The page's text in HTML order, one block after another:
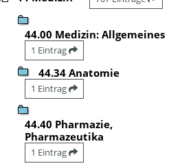
44.00 Medizin: Allgemeines
1 Eintrag
44.34 Anatomie
1 Eintrag
44.40 Pharmazie,
Pharmazeutika
1 Eintrag